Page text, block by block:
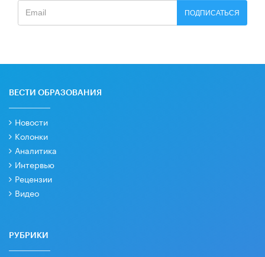
ПОДПИСАТЬСЯ
ВЕСТИ ОБРАЗОВАНИЯ
Новости
Колонки
Аналитика
Интервью
Рецензии
Видео
РУБРИКИ